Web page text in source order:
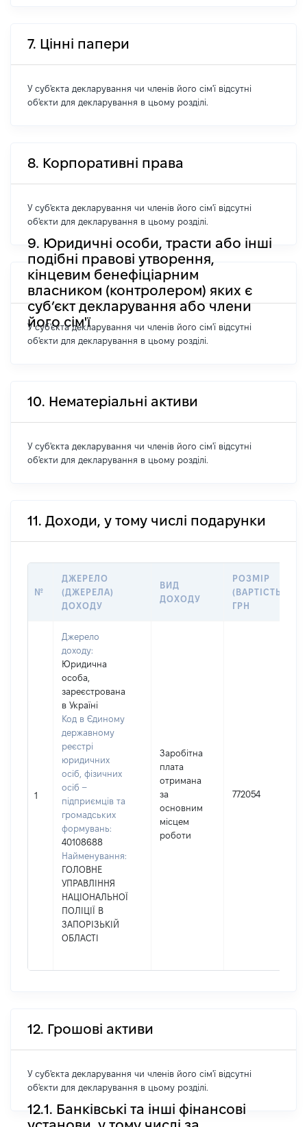
7. Цінні папери
У суб'єкта декларування чи членів його сім'ї відсутні
об'єкти для декларування в цьому розділі.
8. Корпоративні права
У суб'єкта декларування чи членів його сім'ї відсутні
об'єкти для декларування в цьому розділі.
9. Юридичні особи, трасти або інші
подібні правові утворення,
кінцевим бенефіціарним
власником (контролером) яких є
суб’єкт декларування або члени
його сім'ї
У суб'єкта декларування чи членів його сім'ї відсутні
об'єкти для декларування в цьому розділі.
10. Нематеріальні активи
У суб'єкта декларування чи членів його сім'ї відсутні
об'єкти для декларування в цьому розділі.
11. Доходи, у тому числі подарунки
№
ДЖЕРЕЛО
(ДЖЕРЕЛА)
ДОХОДУ
ВИД
ДОХОДУ
РОЗМІР
(ВАРТІСТЬ),
ГРН
1
Джерело
доходу:
Юридична
особа,
зареєстрована
в Україні
Код в Єдиному
державному
реєстрі
юридичних
осіб, фізичних
осіб –
підприємців та
громадських
формувань:
40108688
Найменування:
ГОЛОВНЕ
УПРАВЛІННЯ
НАЦІОНАЛЬНОЇ
ПОЛІЦІЇ В
ЗАПОРІЗЬКІЙ
ОБЛАСТІ
Заробітна
плата
отримана
за
основним
місцем
роботи
772054
12. Грошові активи
У суб'єкта декларування чи членів його сім'ї відсутні
об'єкти для декларування в цьому розділі.
12.1. Банківські та інші фінансові